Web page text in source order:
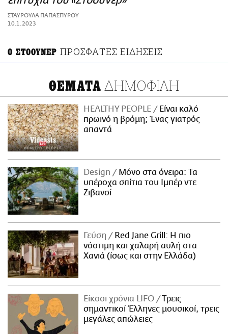
ΑΜΠΑ
PRINT
ΣΤΑΥΡΟΥΛΑ ΠΑΠΑΣΠΥΡΟΥ
10.1.2023
Ο ΣΤΟΟΥΝΕΡ ΠΡΟΣΦΑΤΕΣ ΕΙΔΗΣΕΙΣ
ΘΕΜΑΤΑ ΔΗΜΟΦΙΛΗ
HEALTHY PEOPLE
Είναι καλό
πρωινό η βρόμη; Ένας γιατρός
απαντά
Design
Μόνο στα όνειρα: Τα
υπέροχα σπίτια του Ιμπέρ ντε
Ζιβανσί
Γεύση
Red Jane Grill: Η πιο
νόστιμη και χαλαρή αυλή στα
Χανιά (ίσως και στην Ελλάδα)
Είκοσι χρόνια LIFO
Tρεις
σημαντικοί Έλληνες μουσικοί, τρεις
μεγάλες απώλειες